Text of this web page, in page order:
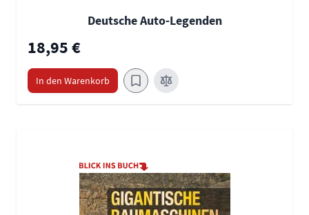
Deutsche Auto-Legenden
18,95 €
In den Warenkorb